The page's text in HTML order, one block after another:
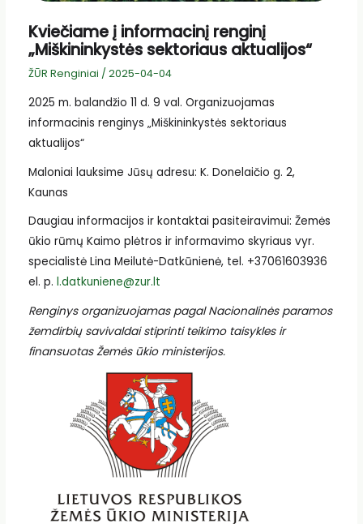
Kviečiame į informacinį renginį
„Miškininkystės sektoriaus aktualijos“
ŽŪR Renginiai / 2025-04-04
2025 m. balandžio 11 d. 9 val. Organizuojamas
informacinis renginys „Miškininkystės sektoriaus
aktualijos“
Maloniai lauksime Jūsų adresu: K. Donelaičio g. 2,
Kaunas
Daugiau informacijos ir kontaktai pasiteiravimui: Žemės
ūkio rūmų Kaimo plėtros ir informavimo skyriaus vyr.
specialistė Lina Meilutė-Datkūnienė, tel. +37061603936
el. p. l.datkuniene@zur.lt
Renginys organizuojamas pagal Nacionalinės paramos
žemdirbių savivaldai stiprinti teikimo taisykles ir
finansuotas Žemės ūkio ministerijos.